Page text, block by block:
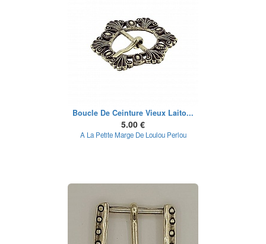
Boucle De Ceinture Vieux Laito...
5.00 €
A La Petite Marge De Loulou Perlou